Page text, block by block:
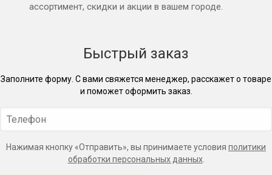
ассортимент, скидки и акции в вашем городе.
Быстрый заказ
Заполните форму. С вами свяжется менеджер, расскажет о товаре
и поможет оформить заказ.
Нажимая кнопку «Отправить», вы принимаете условия политики
обработки персональных данных.